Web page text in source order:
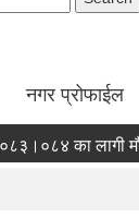
नगर प्रोफाईल
का लागी मौजुदा